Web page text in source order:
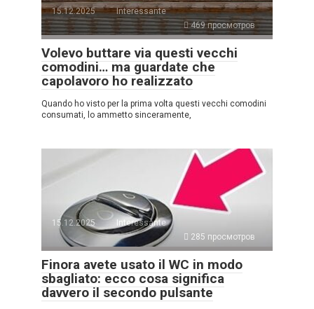
15.12.2025
Interessante
469 просмотров
Volevo buttare via questi vecchi
comodini… ma guardate che
capolavoro ho realizzato
Quando ho visto per la prima volta questi vecchi comodini
consumati, lo ammetto sinceramente,
15.12.2025
Interessante
285 просмотров
Finora avete usato il WC in modo
sbagliato: ecco cosa significa
davvero il secondo pulsante